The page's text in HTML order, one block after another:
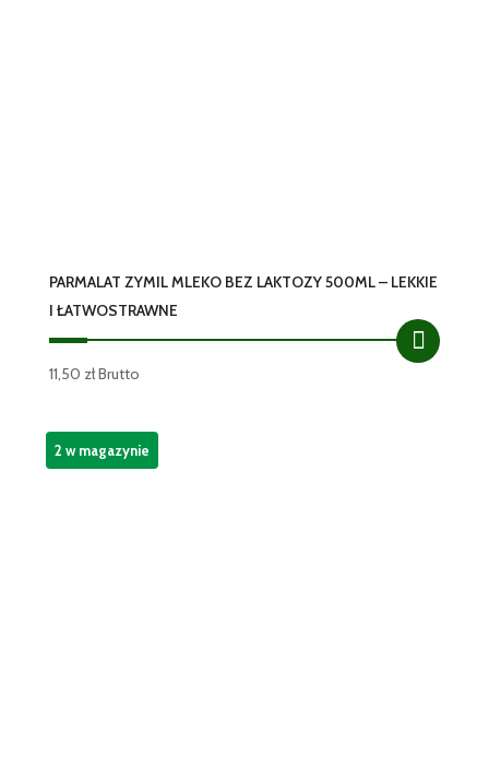
PARMALAT ZYMIL MLEKO BEZ LAKTOZY 500ML – LEKKIE
I ŁATWOSTRAWNE
11,50 złBrutto
2 w magazynie